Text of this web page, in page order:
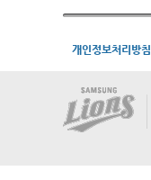
개인정보처리방침